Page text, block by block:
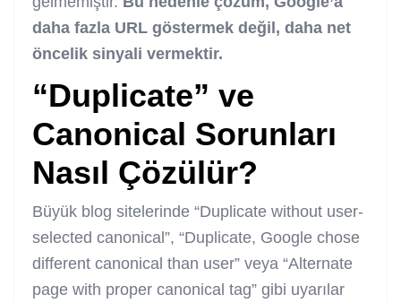
daha fazla URL göstermek değil, daha net
öncelik sinyali vermektir.
“Duplicate” ve
Canonical Sorunları
Nasıl Çözülür?
Büyük blog sitelerinde “Duplicate without user-
selected canonical”, “Duplicate, Google chose
different canonical than user” veya “Alternate
page with proper canonical tag” gibi uyarılar